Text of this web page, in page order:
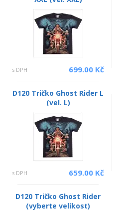
s DPH 699.00 Kč
D120 Tričko Ghost Rider L
(vel. L)
s DPH 659.00 Kč
D120 Tričko Ghost Rider
(vyberte velikost)